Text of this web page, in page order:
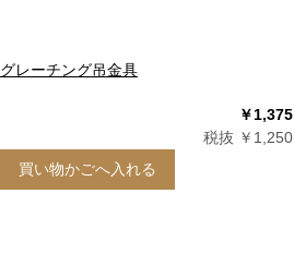
グレーチング吊金具
￥1,375
税抜 ￥1,250
買い物かごへ入れる